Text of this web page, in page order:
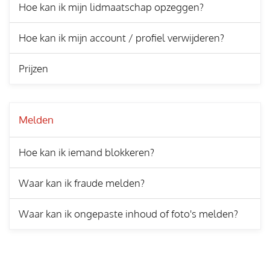
Hoe kan ik mijn lidmaatschap opzeggen?
Hoe kan ik mijn account / profiel verwijderen?
Prijzen
Melden
Hoe kan ik iemand blokkeren?
Waar kan ik fraude melden?
Waar kan ik ongepaste inhoud of foto's melden?